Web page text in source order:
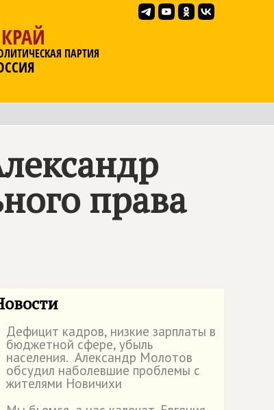
ПАРТИЯ
права
Дефицит кадров, низкие зарплаты в
бюджетной сфере, убыль
населения. Александр Молотов
обсудил наболевшие проблемы с
жителями Новичихи